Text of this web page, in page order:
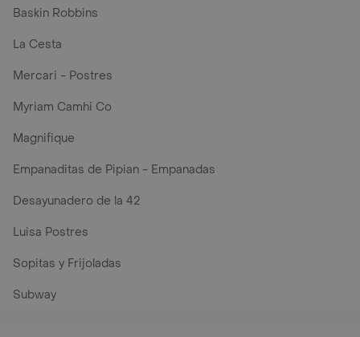
Baskin Robbins
La Cesta
Mercari - Postres
Myriam Camhi Co
Magnifique
Empanaditas de Pipian - Empanadas
Desayunadero de la 42
Luisa Postres
Sopitas y Frijoladas
Subway